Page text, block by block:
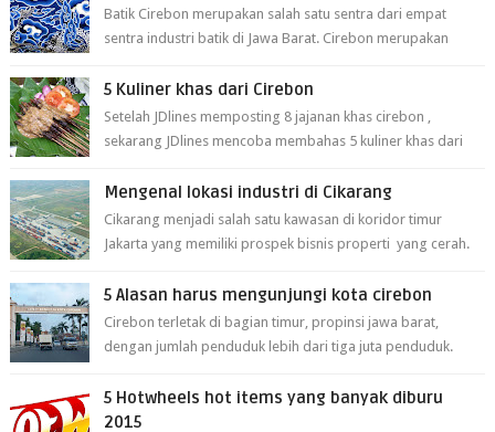
Batik Cirebon merupakan salah satu sentra dari empat
sentra industri batik di Jawa Barat. Cirebon merupakan
5 Kuliner khas dari Cirebon
Setelah JDlines memposting 8 jajanan khas cirebon ,
sekarang JDlines mencoba membahas 5 kuliner khas dari
Mengenal lokasi industri di Cikarang
Cikarang menjadi salah satu kawasan di koridor timur
Jakarta yang memiliki prospek bisnis properti yang cerah.
5 Alasan harus mengunjungi kota cirebon
Cirebon terletak di bagian timur, propinsi jawa barat,
dengan jumlah penduduk lebih dari tiga juta penduduk.
5 Hotwheels hot items yang banyak diburu
2015